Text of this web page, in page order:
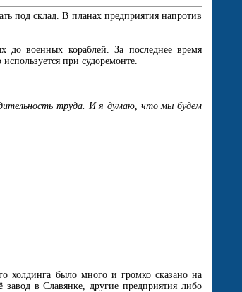
под склад. В планах предприятия напротив
до военных кораблей. За последнее время
при судоремонте.
труда. И я думаю, что мы будем
холдинга было много и громко сказано на
в Славянке, другие предприятия либо